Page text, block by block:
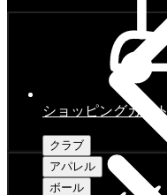
ショッピングカート
クラブ
アパレル
ボール